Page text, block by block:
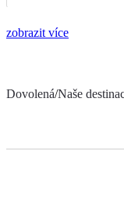
zobrazit více
Dovolená/Naše